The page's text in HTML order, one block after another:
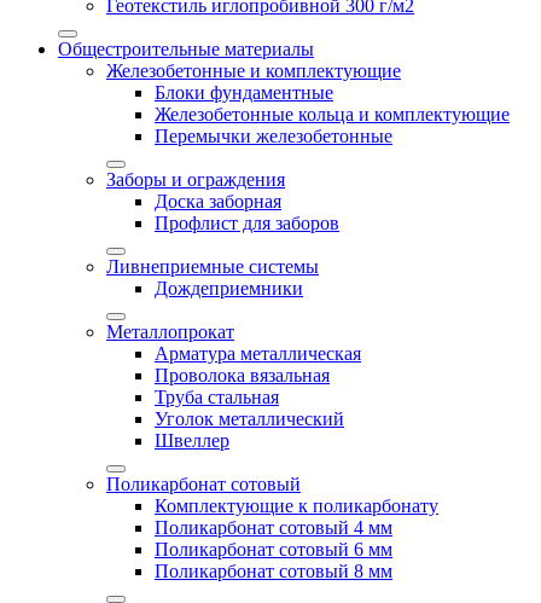
Геотекстиль иглопробивной 300 г/м2
Общестроительные материалы
Железобетонные и комплектующие
Блоки фундаментные
Железобетонные кольца и комплектующие
Перемычки железобетонные
Заборы и ограждения
Доска заборная
Профлист для заборов
Ливнеприемные системы
Дождеприемники
Металлопрокат
Арматура металлическая
Проволока вязальная
Труба стальная
Уголок металлический
Швеллер
Поликарбонат сотовый
Комплектующие к поликарбонату
Поликарбонат сотовый 4 мм
Поликарбонат сотовый 6 мм
Поликарбонат сотовый 8 мм